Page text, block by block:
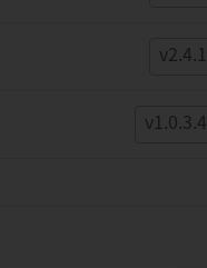
v2.4.1
v1.0.3.4